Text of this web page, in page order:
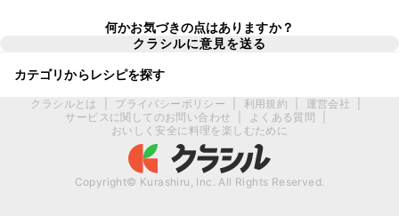
何かお気づきの点はありますか？
クラシルに意見を送る
カテゴリからレシピを探す
クラシルとは プライバシーポリシー 利用規約 運営会社
サービスに関してのお問い合わせ
よくある質問
おいしく安全に料理を楽しむために
Copyright© Kurashiru, Inc. All Rights Reserved.